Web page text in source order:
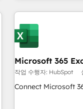
Microsoft 365
작업 수행자: HubSpot
Connect Microsoft